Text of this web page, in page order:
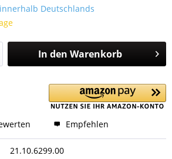
Deutschlands
In den Warenkorb
Empfehlen
21.10.6299.00